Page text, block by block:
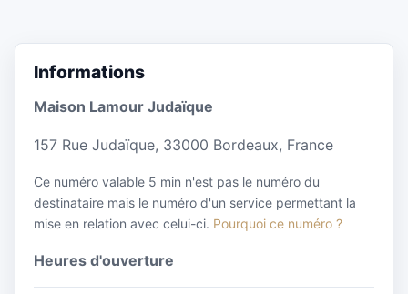
Informations
Maison Lamour Judaïque
157 Rue Judaïque, 33000 Bordeaux, France
Ce numéro valable 5 min n'est pas le numéro du
destinataire mais le numéro d'un service permettant la
mise en relation avec celui-ci. Pourquoi ce numéro ?
Heures d'ouverture